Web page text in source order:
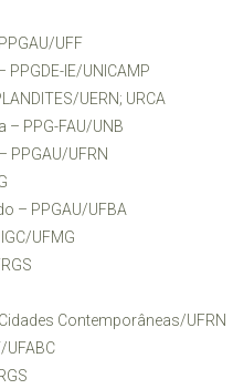
UFF
IE/UNICAMP
UERN; URCA
– PPG-FAU/UNB
PPGAU/UFRN
– PPGAU/UFBA
UFMG
Contemporâneas/UFRN
UFABC